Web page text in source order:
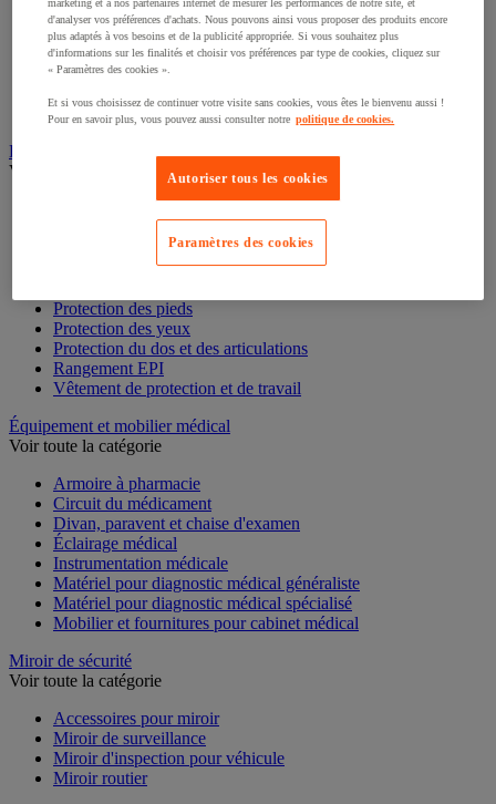
Accessoires pour coffre fort, armoire et boite à clés
Armoire à clés
Armoire forte
Coffre-fort
Équipement de protection individuelle (EPI)
Voir toute la catégorie
Masque respiratoire
Protection auditive
Protection des pieds
Protection des yeux
Protection du dos et des articulations
Rangement EPI
Vêtement de protection et de travail
Équipement et mobilier médical
Voir toute la catégorie
Armoire à pharmacie
Circuit du médicament
Divan, paravent et chaise d'examen
Éclairage médical
Instrumentation médicale
Matériel pour diagnostic médical généraliste
Matériel pour diagnostic médical spécialisé
Mobilier et fournitures pour cabinet médical
Miroir de sécurité
Voir toute la catégorie
Accessoires pour miroir
Miroir de surveillance
Miroir d'inspection pour véhicule
Miroir routier
marketing et à nos partenaires internet de mesurer les performances de notre site, et
d'analyser vos préférences d'achats. Nous pouvons ainsi vous proposer des produits encore
plus adaptés à vos besoins et de la publicité appropriée. Si vous souhaitez plus
d'informations sur les finalités et choisir vos préférences par type de cookies, cliquez sur
« Paramètres des cookies ».
Et si vous choisissez de continuer votre visite sans cookies, vous êtes le bienvenu aussi !
Pour en savoir plus, vous pouvez aussi consulter notre politique de cookies.
Autoriser tous les cookies
Paramètres des cookies